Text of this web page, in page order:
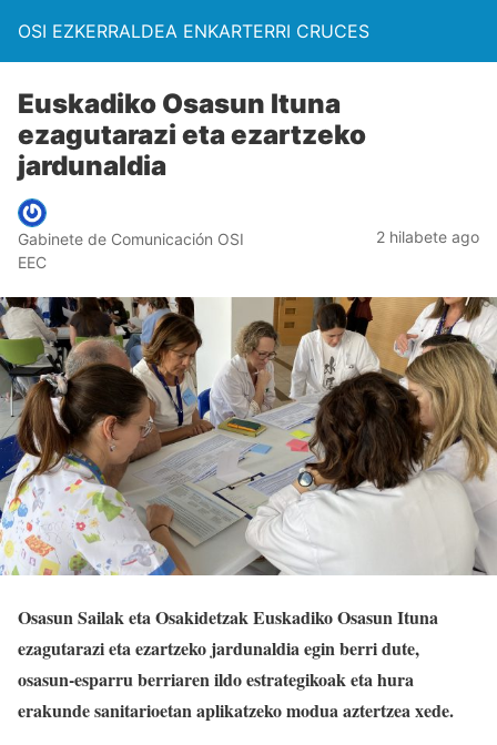
OSI EZKERRALDEA ENKARTERRI CRUCES
Euskadiko Osasun Ituna
ezagutarazi eta ezartzeko
jardunaldia
Gabinete de Comunicación OSI
EEC
2 hilabete ago
Osasun Sailak eta Osakidetzak Euskadiko Osasun Ituna
ezagutarazi eta ezartzeko jardunaldia egin berri dute,
osasun-esparru berriaren ildo estrategikoak eta hura
erakunde sanitarioetan aplikatzeko modua aztertzea xede.